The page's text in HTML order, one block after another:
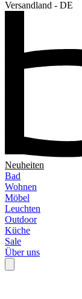
Versandland - DE
Neuheiten
Bad
Wohnen
Möbel
Leuchten
Outdoor
Küche
Sale
Über uns